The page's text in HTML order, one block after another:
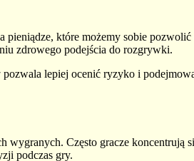
które możemy sobie
zdrowego podejścia do rozgrywki.
lepiej ocenić ryzyko i
wygranych. Często gracze koncentrują
podczas gry.